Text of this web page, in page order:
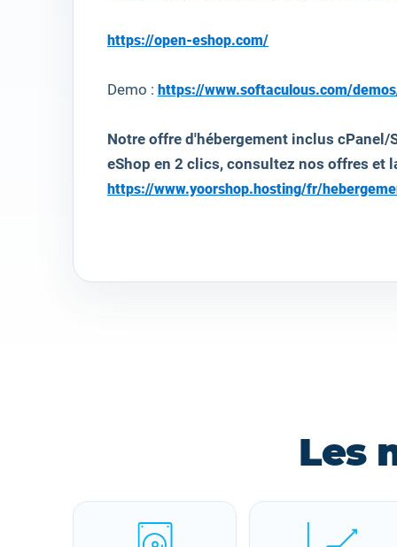
https://open-eshop.com/
Demo : https://www.softaculous.com/
Notre offre d'hébergement inclus
eShop en 2 clics, consultez nos offres et
https://www.yoorshop.hosting/fr/
Les